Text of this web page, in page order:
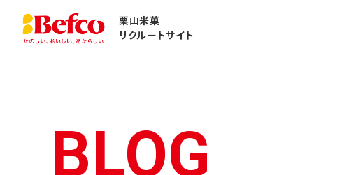
栗山米菓
リクルートサイト